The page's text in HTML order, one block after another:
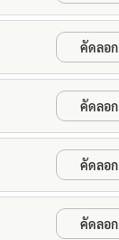
คัดลอก
คัดลอก
คัดลอก
คัดลอก